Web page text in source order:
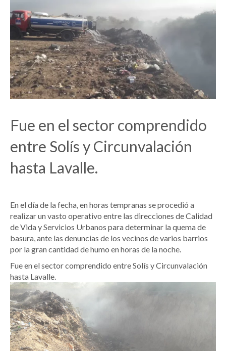
Fue en el sector comprendido
entre Solís y Circunvalación
hasta Lavalle.
En el día de la fecha, en horas tempranas se procedió a
realizar un vasto operativo entre las direcciones de Calidad
de Vida y Servicios Urbanos para determinar la quema de
basura, ante las denuncias de los vecinos de varios barrios
por la gran cantidad de humo en horas de la noche.
Fue en el sector comprendido entre Solís y Circunvalación
hasta Lavalle.